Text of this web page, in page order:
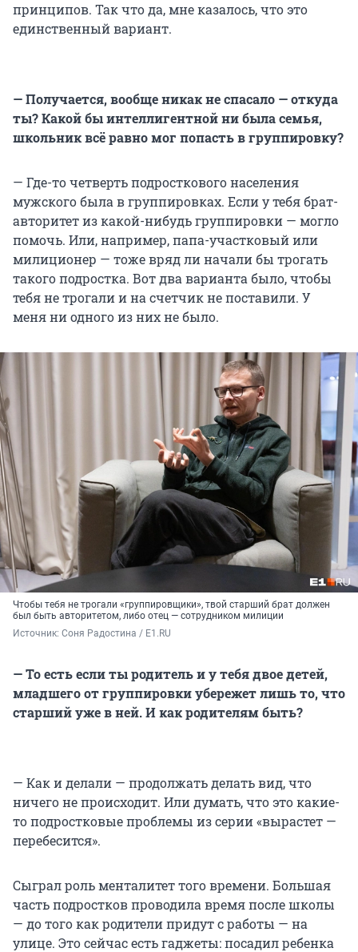
принципов. Так что да, мне казалось, что это
единственный вариант.
— Получается, вообще никак не спасало — откуда
ты? Какой бы интеллигентной ни была семья,
школьник всё равно мог попасть в группировку?
— Где-то четверть подросткового населения
мужского была в группировках. Если у тебя брат-
авторитет из какой-нибудь группировки — могло
помочь. Или, например, папа-участковый или
милиционер — тоже вряд ли начали бы трогать
такого подростка. Вот два варианта было, чтобы
тебя не трогали и на счетчик не поставили. У
меня ни одного из них не было.
Чтобы тебя не трогали «группировщики», твой старший брат должен
был быть авторитетом, либо отец — сотрудником милиции
Источник: Соня Радостина / E1.RU
— То есть если ты родитель и у тебя двое детей,
младшего от группировки убережет лишь то, что
старший уже в ней. И как родителям быть?
— Как и делали — продолжать делать вид, что
ничего не происходит. Или думать, что это какие-
то подростковые проблемы из серии «вырастет —
перебесится».
Сыграл роль менталитет того времени. Большая
часть подростков проводила время после школы
— до того как родители придут с работы — на
улице. Это сейчас есть гаджеты: посадил ребенка